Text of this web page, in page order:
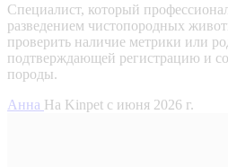
Специалист, который
разведением чистопородных
проверить наличие метрики или
подтверждающей регистрацию и
породы.
Анна На Kinpet c июня 2026 г.